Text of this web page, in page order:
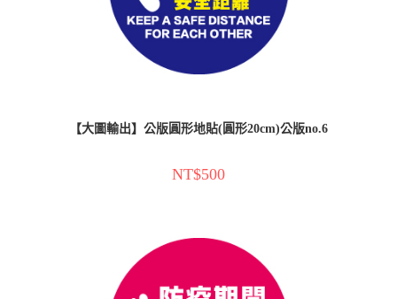
【大圖輸出】公版圓形地貼(圓形20cm)公版no.6
NT$500